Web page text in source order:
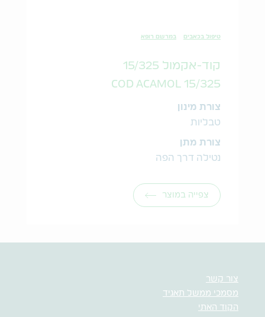
טיפול בכאבים במרשם רופא
קוד-אקמול 15/325
COD ACAMOL 15/325
צורת מינון
טבליות
צורת מתן
נטילה דרך הפה
צפייה במוצר
צור קשר
מסמכי ממשל תאגיד
הקוד האתי